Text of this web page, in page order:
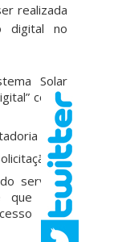
realizada
digital no
Solar
com a
servidor
que está
de